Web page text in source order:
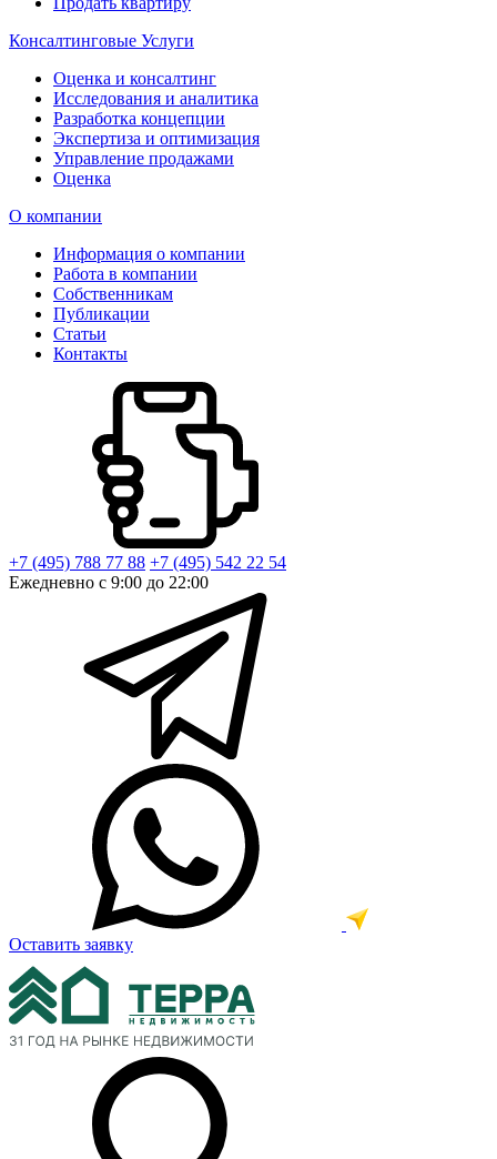
Консалтинговые Услуги
Оценка и консалтинг
Исследования и аналитика
Разработка концепции
Экспертиза и оптимизация
Управление продажами
Оценка
О компании
Информация о компании
Работа в компании
Собственникам
Публикации
Статьи
Контакты
+7 (495) 788 77 88 +7 (495) 542 22 54
Ежедневно с 9:00 до 22:00
Оставить заявку